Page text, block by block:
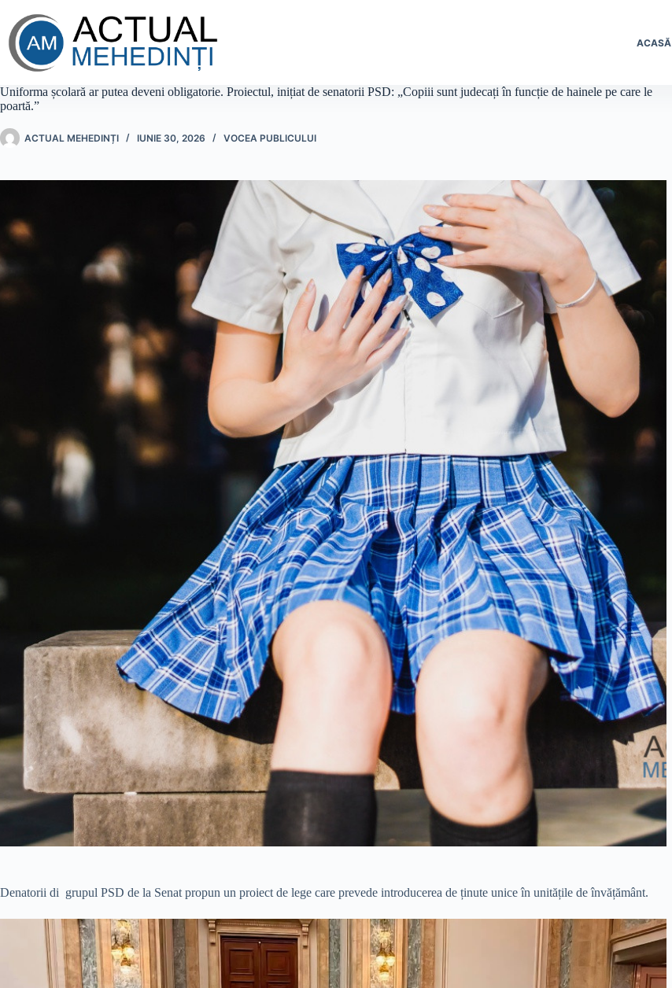
conținut
ACASĂ
Uniforma școlară ar putea deveni obligatorie. Proiectul, inițiat de senatorii PSD: „Copiii sunt judecați în funcție de hainele pe care le
poartă.”
ACTUAL MEHEDINȚI IUNIE 30, 2026 VOCEA PUBLICULUI
Denatorii di grupul PSD de la Senat propun un proiect de lege care prevede introducerea de ținute unice în unitățile de învățământ.